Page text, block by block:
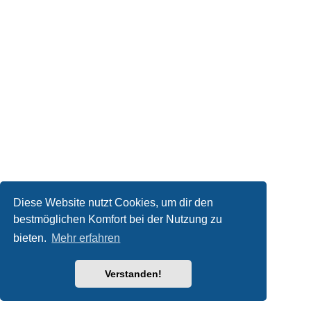
Diese Website nutzt Cookies, um dir den
bestmöglichen Komfort bei der Nutzung zu
bieten. Mehr erfahren
Verstanden!